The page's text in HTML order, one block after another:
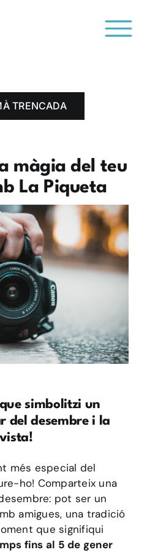
TRENCADA
màgia del teu
La Piqueta
simbolitzi un
del desembre i la
més especial del
ho! Comparteix una
pot ser un
amigues, una tradició
que signifiqui
fins al 5 de gener